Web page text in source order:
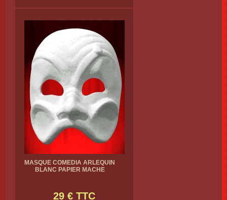
MASQUE COMEDIA ARLEQUIN
BLANC PAPIER MACHE
29 € TTC